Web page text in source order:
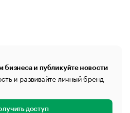
бизнеса и публикуйте новости
и развивайте личный бренд
доступ